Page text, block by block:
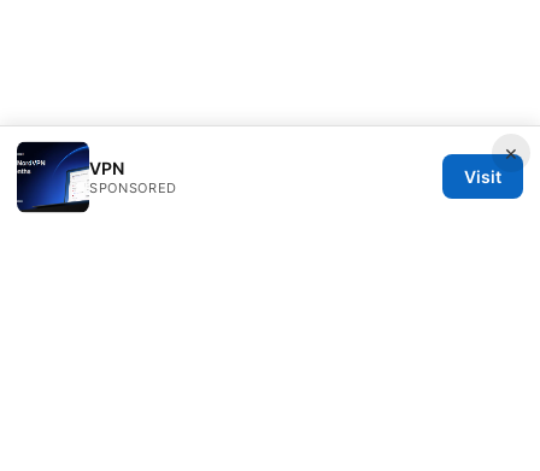
×
VPN
SPONSORED
Visit